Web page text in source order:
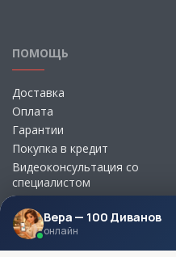
ПОМОЩЬ
Доставка
Оплата
Гарантии
Покупка в кредит
Видеоконсультация со
специалистом
Выбор ткани для мебели без
визита в магазин
Вера — 100 Диванов
онлайн